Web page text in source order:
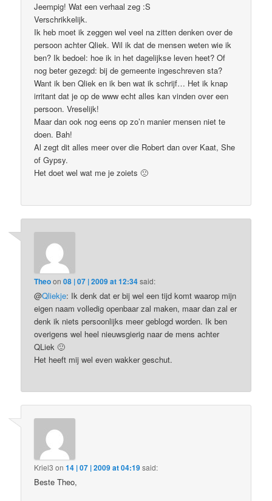
Jeempig! Wat een verhaal zeg :S
Verschrikkelijk.
Ik heb moet ik zeggen wel veel na zitten denken over de
persoon achter Qliek. Wil ik dat de mensen weten wie ik
ben? Ik bedoel: hoe ik in het dagelijkse leven heet? Of
nog beter gezegd: bij de gemeente ingeschreven sta?
Want ik ben Qliek en ik ben wat ik schrijf… Het ik knap
irritant dat je op de www echt alles kan vinden over een
persoon. Vreselijk!
Maar dan ook nog eens op zo’n manier mensen niet te
doen. Bah!
Al zegt dit alles meer over die Robert dan over Kaat, She
of Gypsy.
Het doet wel wat me je zoiets 🙁
Theoon08 | 07 | 2009 at 12:34said:
@Qliekje: Ik denk dat er bij wel een tijd komt waarop mijn
eigen naam volledig openbaar zal maken, maar dan zal er
denk ik niets persoonlijks meer geblogd worden. Ik ben
overigens wel heel nieuwsgierig naar de mens achter
QLiek 🙂
Het heeft mij wel even wakker geschut.
Kriel3 on14 | 07 | 2009 at 04:19said:
Beste Theo,